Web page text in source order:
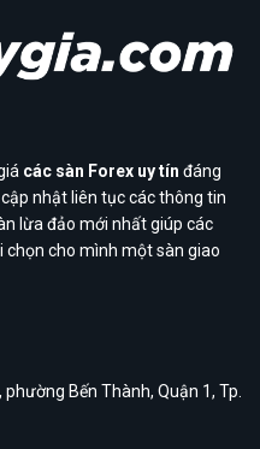
các sàn Forex uy tín đáng
nhật liên tục các thông tin
lừa đảo mới nhất giúp các
chọn cho mình một sàn giao
Bến Thành, Quận 1, Tp.